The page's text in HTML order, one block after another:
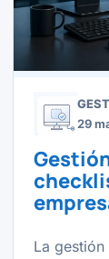
29
La